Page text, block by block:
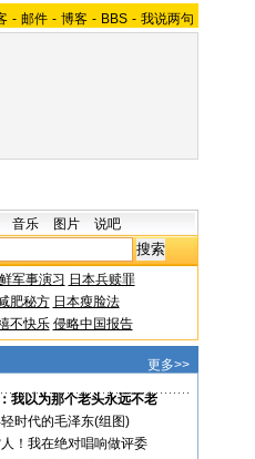
- 邮件 - 博客 - BBS - 我说两句
音乐 图片 说吧
军事演习 日本兵赎罪
肥秘方 日本瘦脸法
不快乐 侵略中国报告
更多>>
我以为那个老头永远不老
时代的毛泽东(组图)
！我在绝对唱响做评委